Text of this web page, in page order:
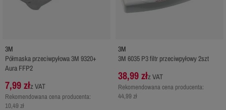
3M
Półmaska przeciwpyłowa 3M 9320+
Aura FFP2
7,99 złz VAT
Rekomendowana cena producenta:
10,49 zł
3M
3M 6035 P3 filtr przeciwpyłowy 2szt
38,99 złz VAT
Rekomendowana cena producenta:
44,99 zł